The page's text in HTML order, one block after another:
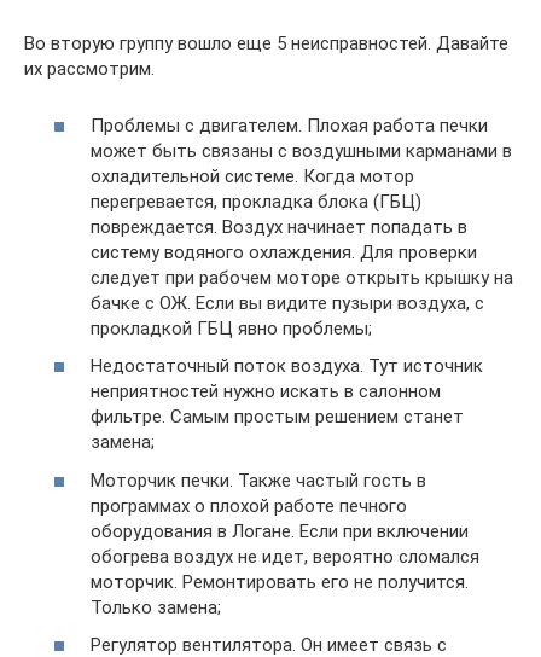
Во вторую группу вошло еще 5 неисправностей. Давайте
их рассмотрим.
Проблемы с двигателем. Плохая работа печки
может быть связаны с воздушными карманами в
охладительной системе. Когда мотор
перегревается, прокладка блока (ГБЦ)
повреждается. Воздух начинает попадать в
систему водяного охлаждения. Для проверки
следует при рабочем моторе открыть крышку на
бачке с ОЖ. Если вы видите пузыри воздуха, с
прокладкой ГБЦ явно проблемы;
Недостаточный поток воздуха. Тут источник
неприятностей нужно искать в салонном
фильтре. Самым простым решением станет
замена;
Моторчик печки. Также частый гость в
программах о плохой работе печного
оборудования в Логане. Если при включении
обогрева воздух не идет, вероятно сломался
моторчик. Ремонтировать его не получится.
Только замена;
Регулятор вентилятора. Он имеет связь с